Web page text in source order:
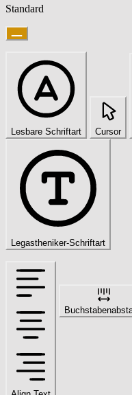
Standard
Lesbare Schriftart Cursor
Legastheniker-Schriftart